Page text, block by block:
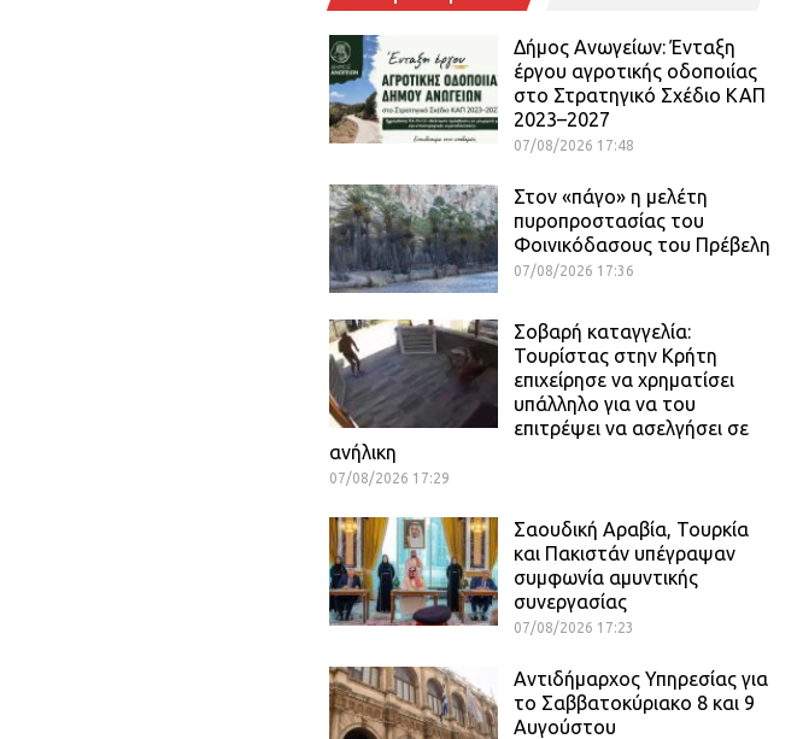
Δήμος Ανωγείων: Ένταξη
έργου αγροτικής οδοποιίας
στο Στρατηγικό Σχέδιο ΚΑΠ
2023–2027
07/08/2026 17:48
Στον «πάγο» η μελέτη
πυροπροστασίας του
Φοινικόδασους του Πρέβελη
07/08/2026 17:36
Σοβαρή καταγγελία:
Τουρίστας στην Κρήτη
επιχείρησε να χρηματίσει
υπάλληλο για να του
επιτρέψει να ασελγήσει σε
ανήλικη
07/08/2026 17:29
Σαουδική Αραβία, Τουρκία
και Πακιστάν υπέγραψαν
συμφωνία αμυντικής
συνεργασίας
07/08/2026 17:23
Αντιδήμαρχος Υπηρεσίας για
το Σαββατοκύριακο 8 και 9
Αυγούστου